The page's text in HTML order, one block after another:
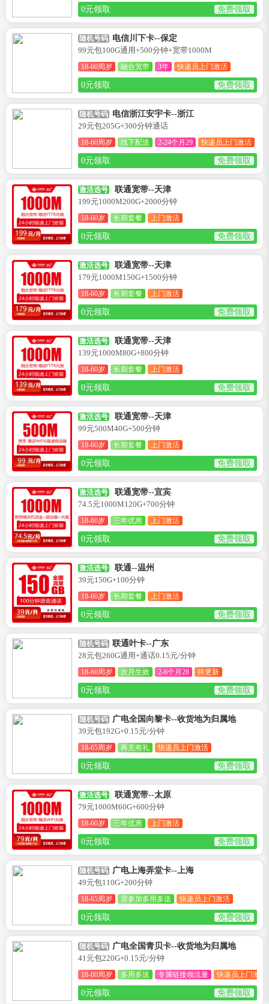
0元领取 免费领取
随机号码 电信川下卡--保定
99元包100G通用+500分钟+宽带1000M
18-60周岁 融合宽带 3年 快递员上门激活
0元领取 免费领取
随机号码 电信浙江安宇卡--浙江
29元包205G+300分钟通话
18-60周岁 线下配送 2-24个月29 快递员上门激活
0元领取 免费领取
激活选号
联通宽带--天津
199元1000M200G+2000分钟
18-60岁 长期套餐 上门激活
0元领取 免费领取
激活选号
联通宽带--天津
179元1000M150G+1500分钟
18-60岁 长期套餐 上门激活
0元领取 免费领取
激活选号
联通宽带--天津
139元1000M80G+800分钟
18-60岁 长期套餐 上门激活
0元领取 免费领取
激活选号
联通宽带--天津
99元500M40G+500分钟
18-60岁 长期套餐 上门激活
0元领取 免费领取
激活选号
联通宽带--宜宾
74.5元1000M120G+700分钟
18-60岁 三年优惠 上门激活
0元领取 免费领取
激活选号
联通--温州
39元150G+100分钟
18-60岁 长期套餐 上门激活
0元领取 免费领取
随机号码 联通叶卡--广东
28元包260G通用+通话0.15元/分钟
18-60周岁 次月生效 2-6个月28 待更新
0元领取 免费领取
随机号码 广电全国向黎卡--收货地为归属地
39元包192G+0.15元/分钟
18-65周岁 再充有礼 快递员上门激活
0元领取 免费领取
激活选号
联通宽带--太原
79元1000M60G+600分钟
18-60岁 三年优惠 上门激活
0元领取 免费领取
随机号码 广电上海弄堂卡--上海
49元包110G+200分钟
18-65周岁 需参加多用多送 快递员上门激活
0元领取 免费领取
随机号码 广电全国青贝卡--收货地为归属地
41元包220G+0.15元/分钟
18-60周岁 多用多送 专属链接领流量 快递员上门激活
0元领取 免费领取